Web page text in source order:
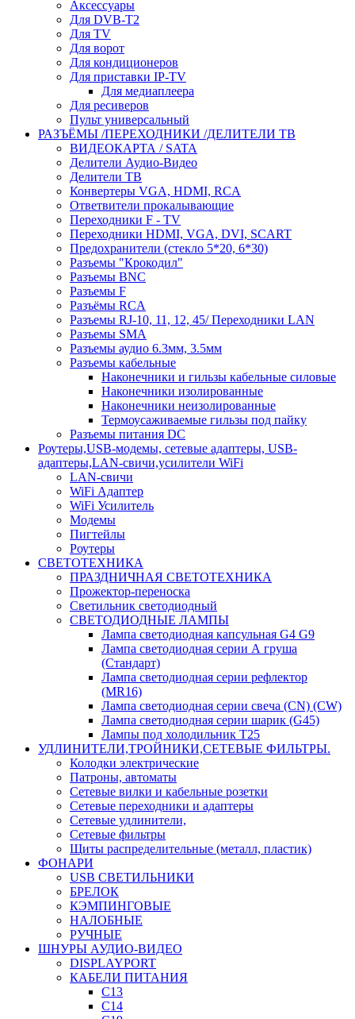
Аксессуары
Для DVB-T2
Для TV
Для ворот
Для кондиционеров
Для приставки IP-TV
Для медиаплеера
Для ресиверов
Пульт универсальный
РАЗЪЁМЫ /ПЕРЕХОДНИКИ /ДЕЛИТЕЛИ ТВ
ВИДЕОКАРТА / SATA
Делители Аудио-Видео
Делители ТВ
Конвертеры VGA, HDMI, RCA
Ответвители прокалывающие
Переходники F - TV
Переходники HDMI, VGA, DVI, SCART
Предохранители (стекло 5*20, 6*30)
Разъемы "Крокодил"
Разъемы BNC
Разъемы F
Разъёмы RCA
Разъемы RJ-10, 11, 12, 45/ Переходники LAN
Разъемы SMA
Разъемы аудио 6.3мм, 3.5мм
Разъемы кабельные
Наконечники и гильзы кабельные силовые
Наконечники изолированные
Наконечники неизолированные
Термоусаживаемые гильзы под пайку
Разъемы питания DC
Роутеры,USB-модемы, сетевые адаптеры, USB-
адаптеры,LAN-свичи,усилители WiFi
LAN-свичи
WiFi Адаптер
WiFi Усилитель
Модемы
Пигтейлы
Роутеры
СВЕТОТЕХНИКА
ПРАЗДНИЧНАЯ СВЕТОТЕХНИКА
Прожектор-переноска
Светильник светодиодный
СВЕТОДИОДНЫЕ ЛАМПЫ
Лампа светодиодная капсульная G4 G9
Лампа светодиодная серии А груша
(Стандарт)
Лампа светодиодная серии рефлектор
(MR16)
Лампа светодиодная серии свеча (CN) (CW)
Лампа светодиодная серии шарик (G45)
Лампы под холодильник T25
УДЛИНИТЕЛИ,ТРОЙНИКИ,СЕТЕВЫЕ ФИЛЬТРЫ.
Колодки электрические
Патроны, автоматы
Сетевые вилки и кабельные розетки
Сетевые переходники и адаптеры
Сетевые удлинители,
Сетевые фильтры
Щиты распределительные (металл, пластик)
ФОНАРИ
USB СВЕТИЛЬНИКИ
БРЕЛОК
КЭМПИНГОВЫЕ
НАЛОБНЫЕ
РУЧНЫЕ
ШНУРЫ АУДИО-ВИДЕО
DISPLAYPORT
КАБЕЛИ ПИТАНИЯ
C13
C14